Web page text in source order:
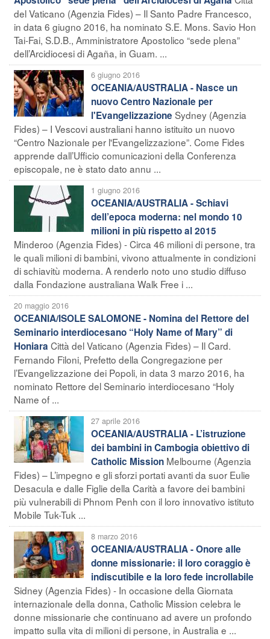
del Vaticano (Agenzia Fides) – Il Santo Padre Francesco,
in data 6 giugno 2016, ha nominato S.E. Mons. Savio Hon
Tai-Fai, S.D.B., Amministratore Apostolico “sede plena”
dell’Arcidiocesi di Agaña, in Guam. ...
6 giugno 2016
OCEANIA/AUSTRALIA - Nasce un
nuovo Centro Nazionale per
l'Evangelizzazione Sydney (Agenzia
Fides) – I Vescovi australiani hanno istituito un nuovo
“Centro Nazionale per l'Evangelizzazione”. Come Fides
apprende dall’Ufficio comunicazioni della Conferenza
episcopale, ne è stato dato annu ...
1 giugno 2016
OCEANIA/AUSTRALIA - Schiavi
dell’epoca moderna: nel mondo 10
milioni in più rispetto al 2015
Minderoo (Agenzia Fides) - Circa 46 milioni di persone, tra
le quali milioni di bambini, vivono attualmente in condizioni
di schiavitù moderna. A renderlo noto uno studio diffuso
dalla Fondazione australiana Walk Free i ...
20 maggio 2016
OCEANIA/ISOLE SALOMONE - Nomina del Rettore del
Seminario interdiocesano “Holy Name of Mary” di
Honiara Città del Vaticano (Agenzia Fides) – Il Card.
Fernando Filoni, Prefetto della Congregazione per
l’Evangelizzazione dei Popoli, in data 3 marzo 2016, ha
nominato Rettore del Seminario interdiocesano “Holy
Name of ...
27 aprile 2016
OCEANIA/AUSTRALIA - L’istruzione
dei bambini in Cambogia obiettivo di
Catholic Mission Melbourne (Agenzia
Fides) – L’impegno e gli sforzi portati avanti da suor Eulie
Desacula e dalle Figlie della Carità a favore dei bambini
più vulnerabili di Phnom Penh con il loro innovativo istituto
Mobile Tuk-Tuk ...
8 marzo 2016
OCEANIA/AUSTRALIA - Onore alle
donne missionarie: il loro coraggio è
indiscutibile e la loro fede incrollabile
Sidney (Agenzia Fides) - In occasione della Giornata
internazionale della donna, Catholic Mission celebra le
donne missionarie che continuano ad avere un profondo
impatto sulla vita di milioni di persone, in Australia e ...